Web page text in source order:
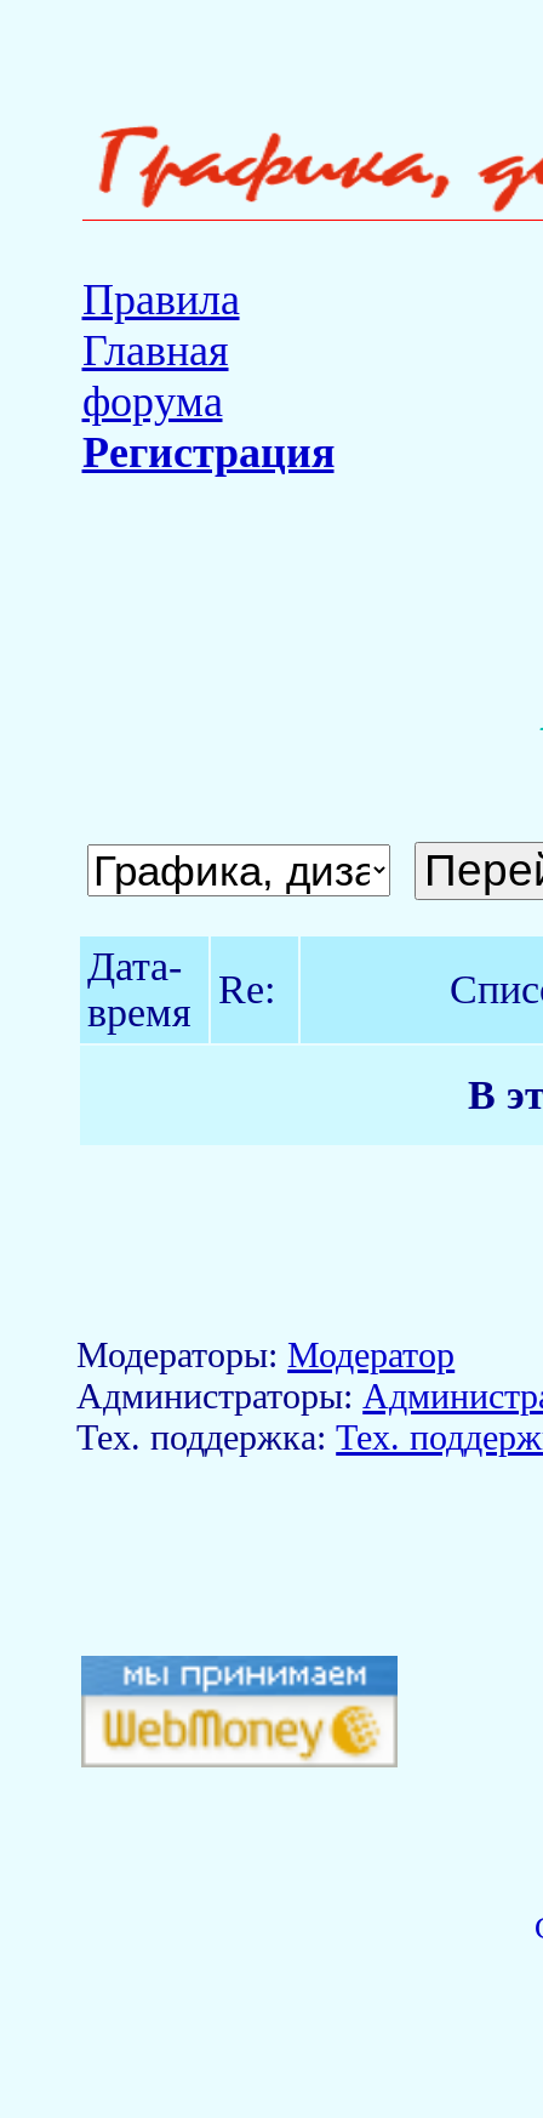
Правила
Главная
форума
Регистрация
Дата-
время
Re:
В
Модераторы:Модератор
Aдминистраторы:
Тех. поддержка:Тех.